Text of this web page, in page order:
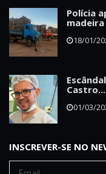
Polícia
18/01/
Castro...
01/03/
INSCREVER-SE NO